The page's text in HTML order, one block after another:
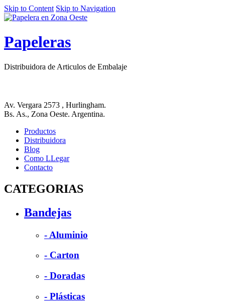
Skip to Content Skip to Navigation
Papeleras
Distribuidora de Articulos de Embalaje
Av. Vergara 2573 , Hurlingham.
Bs. As., Zona Oeste. Argentina.
Productos
Distribuidora
Blog
Como LLegar
Contacto
CATEGORIAS
Bandejas
- Aluminio
- Carton
- Doradas
- Plásticas